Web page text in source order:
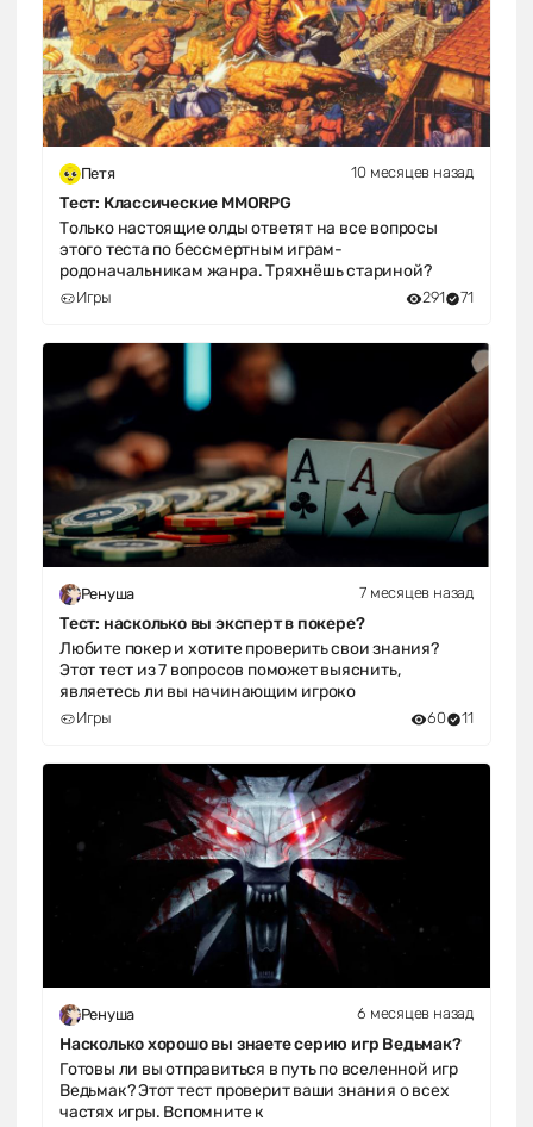
Петя 10 месяцев назад
Тест: Классические MMORPG
Только настоящие олды ответят на все вопросы
этого теста по бессмертным играм-
родоначальникам жанра. Тряхнёшь стариной?
Игры 291 71
Ренуша 7 месяцев назад
Тест: насколько вы эксперт в покере?
Любите покер и хотите проверить свои знания?
Этот тест из 7 вопросов поможет выяснить,
являетесь ли вы начинающим игроко
Игры 60 11
Ренуша 6 месяцев назад
Насколько хорошо вы знаете серию игр Ведьмак?
Готовы ли вы отправиться в путь по вселенной игр
Ведьмак? Этот тест проверит ваши знания о всех
частях игры. Вспомните к